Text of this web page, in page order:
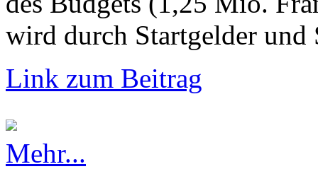
wird durch Startgelder und
Link zum Beitrag
Mehr...